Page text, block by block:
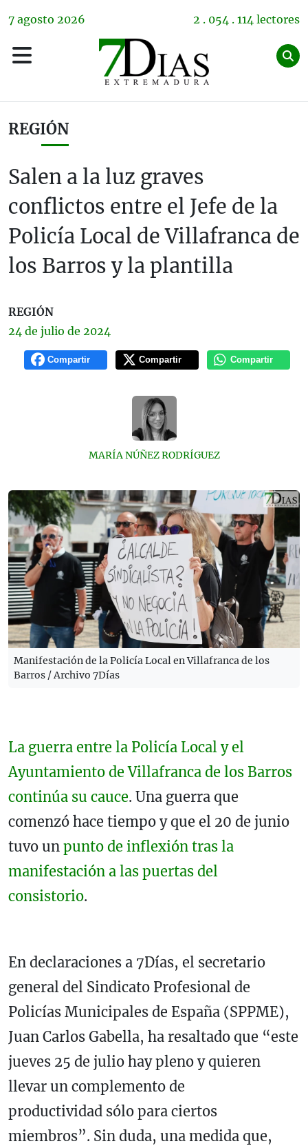
7 agosto 2026 2 . 054 . 114 lectores
REGIÓN
Salen a la luz graves
conflictos entre el Jefe de la
Policía Local de Villafranca de
los Barros y la plantilla
REGIÓN
24 de julio de 2024
Compartir Compartir Compartir
MARÍA NÚÑEZ RODRÍGUEZ
Manifestación de la Policía Local en Villafranca de los
Barros / Archivo 7Días
La guerra entre la Policía Local y el
Ayuntamiento de Villafranca de los Barros
continúa su cauce. Una guerra que
comenzó hace tiempo y que el 20 de junio
tuvo un punto de inflexión tras la
manifestación a las puertas del
consistorio.
En declaraciones a 7Días, el secretario
general del Sindicato Profesional de
Policías Municipales de España (SPPME),
Juan Carlos Gabella, ha resaltado que “este
jueves 25 de julio hay pleno y quieren
llevar un complemento de
productividad sólo para ciertos
miembros”. Sin duda, una medida que,